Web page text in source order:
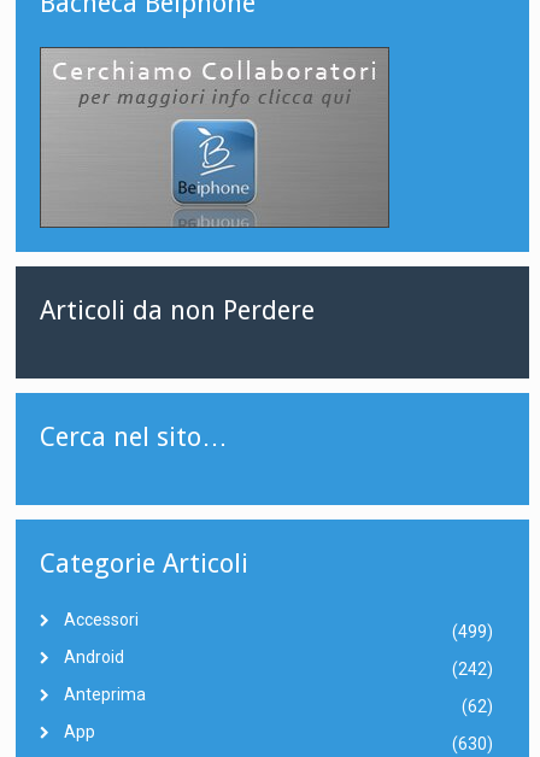
Articoli da non Perdere
Cerca nel sito…
Categorie Articoli
Accessori
(499)
Android
(242)
Anteprima
(62)
App
(630)